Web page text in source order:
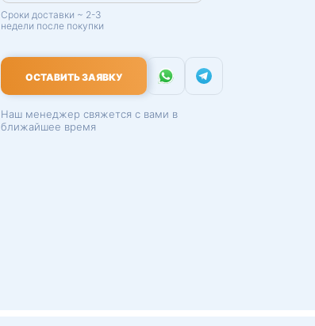
Сроки доставки ~ 2-3
недели после покупки
ОСТАВИТЬ ЗАЯВКУ
Наш менеджер свяжется с вами в
ближайшее время